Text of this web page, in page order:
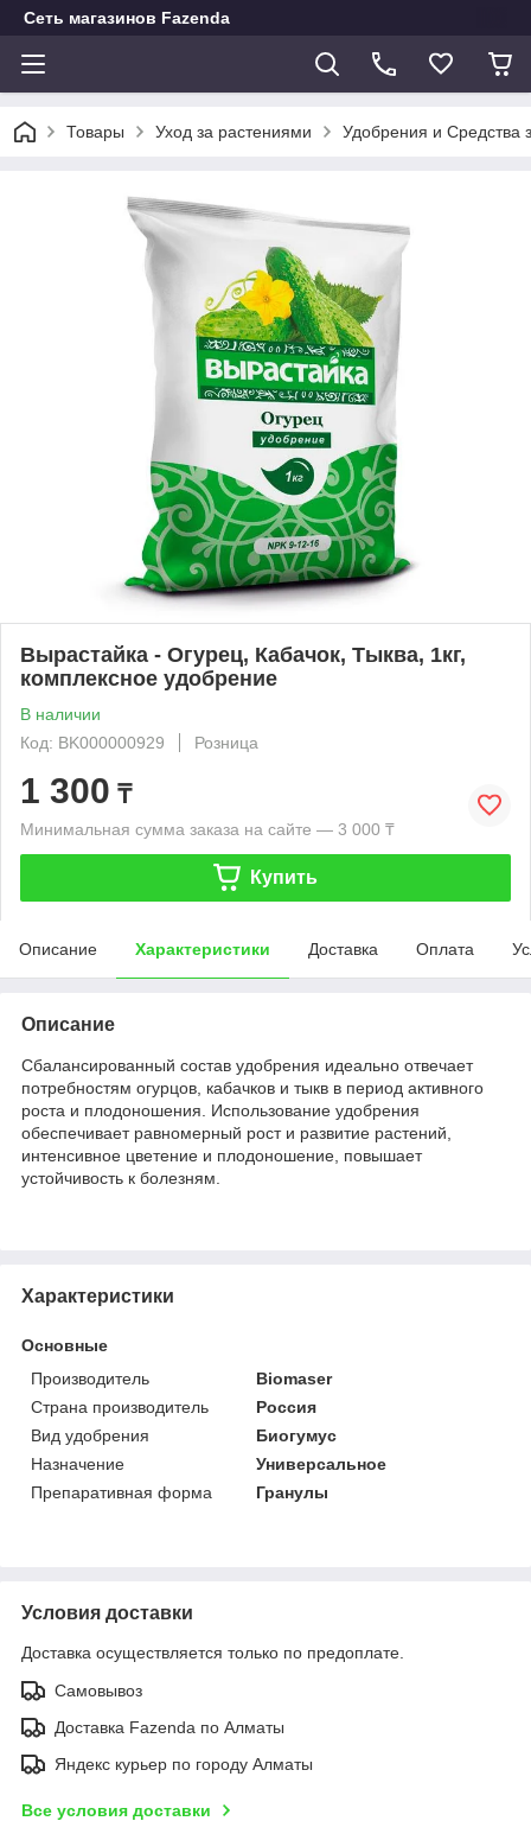
Сеть магазинов Fazenda
Товары Уход за растениями Удобрения и Средства
Вырастайка - Огурец, Кабачок, Тыква, 1кг,
комплексное удобрение
В наличии
Код: BK000000929
Розница
1 300 ₸
Минимальная сумма заказа на сайте — 3 000 ₸
Купить
Описание Характеристики Доставка Оплата
Описание
Сбалансированный состав удобрения идеально отвечает
потребностям огурцов, кабачков и тыкв в период активного
роста и плодоношения. Использование удобрения
обеспечивает равномерный рост и развитие растений,
интенсивное цветение и плодоношение, повышает
устойчивость к болезням.
Характеристики
Основные
Производитель
Biomaser
Страна производитель
Россия
Вид удобрения
Биогумус
Назначение
Универсальное
Препаративная форма
Гранулы
Условия доставки
Доставка осуществляется только по предоплате.
Самовывоз
Доставка Fazenda по Алматы
Яндекс курьер по городу Алматы
Все условия доставки